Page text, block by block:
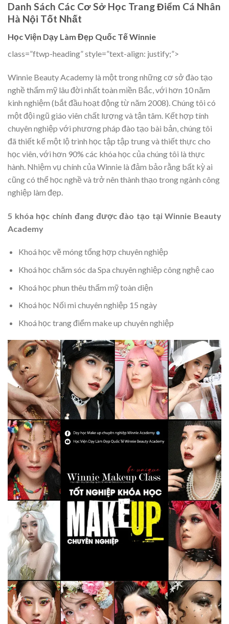
Danh Sách Các Cơ Sở Học Trang Điểm Cá Nhân
Hà Nội Tốt Nhất
Học Viện Dạy Làm Đẹp Quốc Tế Winnie
class=”ftwp-heading” style=”text-align: justify;”>
Winnie Beauty Academy là một trong những cơ sở đào tạo
nghề thẩm mỹ lâu đời nhất toàn miền Bắc, với hơn 10 năm
kinh nghiệm (bắt đầu hoạt động từ năm 2008). Chúng tôi có
một đội ngũ giáo viên chất lượng và tận tâm. Kết hợp tính
chuyên nghiệp với phương pháp đào tạo bài bản, chúng tôi
đã thiết kế một lộ trình học tập tập trung và thiết thực cho
học viên, với hơn 90% các khóa học của chúng tôi là thực
hành. Nhiệm vụ chính của Winnie là đảm bảo rằng bất kỳ ai
cũng có thể học nghề và trở nên thành thạo trong ngành công
nghiệp làm đẹp.
5 khóa học chính đang được đào tạo tại Winnie Beauty
Academy
Khoá học vẽ móng tổng hợp chuyên nghiệp
Khoá học chăm sóc da Spa chuyên nghiệp công nghệ cao
Khoá học phun thêu thẩm mỹ toàn diện
Khoá học Nối mi chuyên nghiệp 15 ngày
Khoá học trang điểm make up chuyên nghiệp